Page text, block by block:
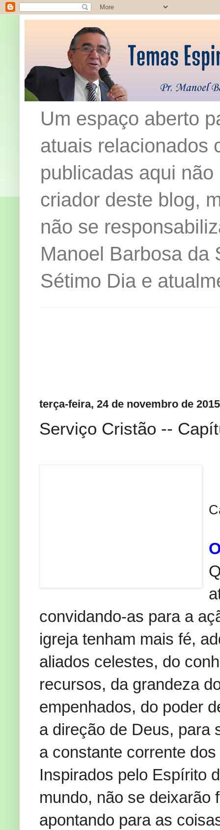
Um espaço aberto
atuais relacionados
publicadas aqui
criador deste blog,
não se
Manoel Barbosa da
Sétimo Dia e
terça-feira, 24 de novembro de 2015
Serviço Cristão --
convidando-as para a
igreja tenham mais fé,
aliados celestes, do
recursos, da grandeza
empenhados, do poder
a direção de Deus, para
a constante corrente
Inspirados pelo Espírito
mundo, não se deixarão
apontando para as